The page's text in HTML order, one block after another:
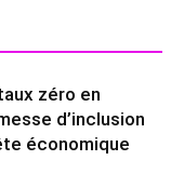
zéro en
d’inclusion
économique